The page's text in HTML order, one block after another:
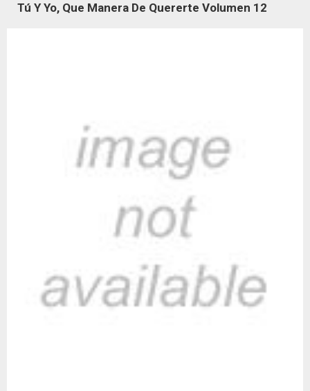
Tú Y Yo, Que Manera De Quererte Volumen 12